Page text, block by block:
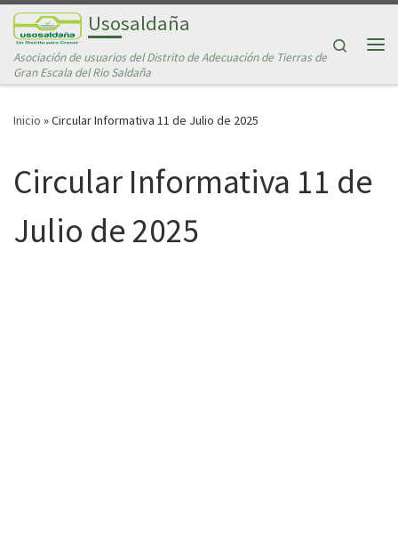
Saltar al contenidoUsosaldaña
Asociación de usuarios del Distrito de Adecuación de Tierras de
Gran Escala del Rio Saldaña
Search
Inicio »Circular Informativa 11 de Julio de 2025
Circular Informativa 11 de
Julio de 2025